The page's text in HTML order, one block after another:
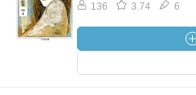
136 3.74 6